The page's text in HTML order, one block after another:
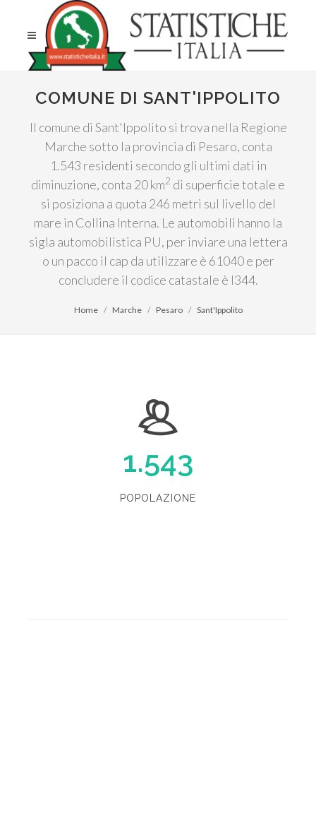
COMUNE DI SANT'IPPOLITO
Il comune di Sant'Ippolito si trova nella Regione
Marche sotto la provincia di Pesaro, conta
1.543 residenti secondo gli ultimi dati in
diminuzione, conta 20 km2 di superficie totale e
si posiziona a quota 246 metri sul livello del
mare in Collina Interna. Le automobili hanno la
sigla automobilistica PU, per inviare una lettera
o un pacco il cap da utilizzare è 61040 e per
concludere il codice catastale è I344.
Home Marche Pesaro Sant'Ippolito
1.543
POPOLAZIONE